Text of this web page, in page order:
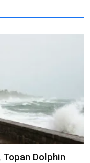
Topan Dolphin